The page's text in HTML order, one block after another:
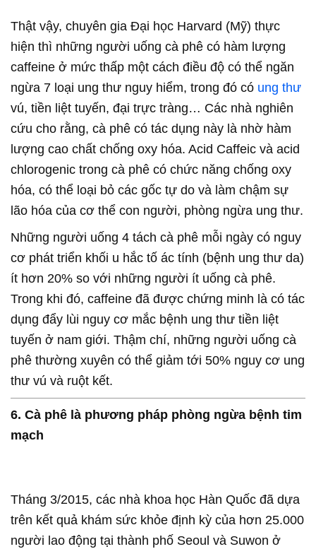
Thật vậy, chuyên gia Đại học Harvard (Mỹ) thực
hiện thì những người uống cà phê có hàm lượng
caffeine ở mức thấp một cách điều độ có thể ngăn
ngừa 7 loại ung thư nguy hiểm, trong đó có ung thư
vú, tiền liệt tuyến, đại trực tràng… Các nhà nghiên
cứu cho rằng, cà phê có tác dụng này là nhờ hàm
lượng cao chất chống oxy hóa. Acid Caffeic và acid
chlorogenic trong cà phê có chức năng chống oxy
hóa, có thể loại bỏ các gốc tự do và làm chậm sự
lão hóa của cơ thể con người, phòng ngừa ung thư.
Những người uống 4 tách cà phê mỗi ngày có nguy
cơ phát triển khối u hắc tố ác tính (bệnh ung thư da)
ít hơn 20% so với những người ít uống cà phê.
Trong khi đó, caffeine đã được chứng minh là có tác
dụng đẩy lùi nguy cơ mắc bệnh ung thư tiền liệt
tuyến ở nam giới. Thậm chí, những người uống cà
phê thường xuyên có thể giảm tới 50% nguy cơ ung
thư vú và ruột kết.
6. Cà phê là phương pháp phòng ngừa bệnh tim
mạch
Tháng 3/2015, các nhà khoa học Hàn Quốc đã dựa
trên kết quả khám sức khỏe định kỳ của hơn 25.000
người lao động tại thành phố Seoul và Suwon ở